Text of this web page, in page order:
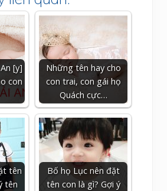
[y]
con
Những tên hay cho
con trai, con gái họ
Quách cực…
tên
tên
Bố họ Lục nên đặt
tên con là gì? Gợi ý